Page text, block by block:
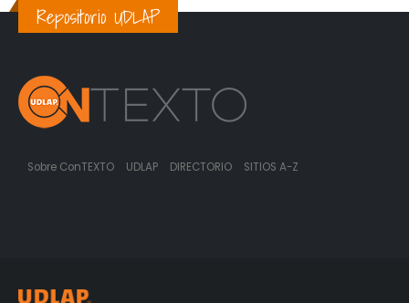
Repositorio UDLAP
Sobre ConTEXTO UDLAP DIRECTORIO SITIOS A-Z